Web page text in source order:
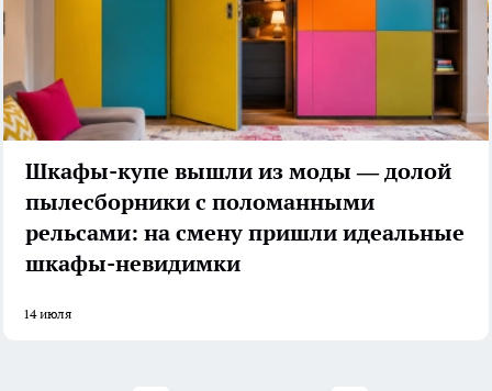
Шкафы-купе вышли из моды — долой
пылесборники с поломанными
рельсами: на смену пришли идеальные
шкафы-невидимки
14 июля